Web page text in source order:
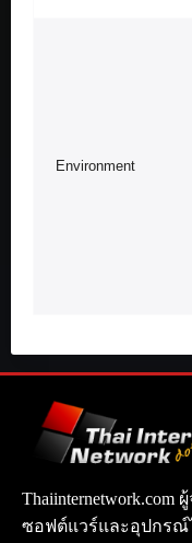
Environment
ซอฟต์แวร์และอุปกรณ์